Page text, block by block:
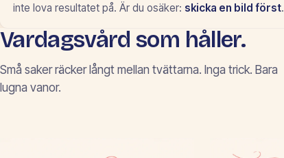
inte lova resultatet på. Är du osäker: skicka en bild först.
Vardagsvård som håller.
Små saker räcker långt mellan tvättarna. Inga trick. Bara
lugna vanor.